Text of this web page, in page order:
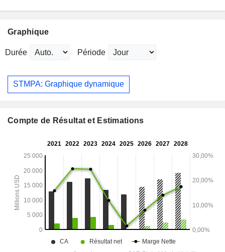
Graphique
Durée Période
STMPA: Graphique dynamique
Compte de Résultat et Estimations